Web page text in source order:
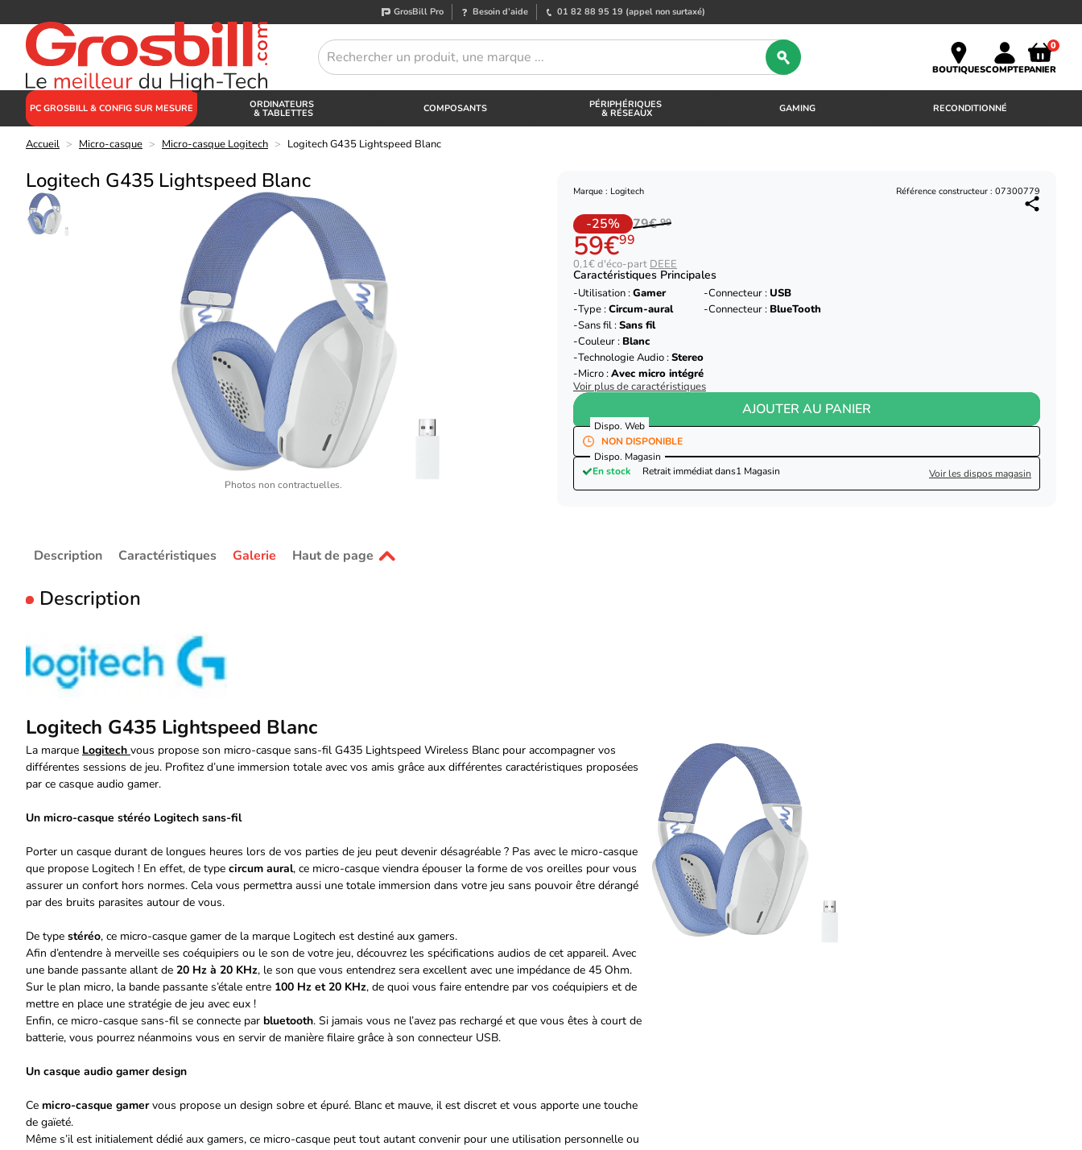
GrosBill Pro Besoin d’aide 01 82 88 95 19 (appel non surtaxé)
BOUTIQUESCOMPTE
0
PANIER
PC GROSBILL & CONFIG SUR MESURE ORDINATEURS
& TABLETTES COMPOSANTS PÉRIPHÉRIQUES
& RÉSEAUX GAMING RECONDITIONNÉ
Accueil > Micro-casque > Micro-casque Logitech > Logitech G435 Lightspeed Blanc
Logitech G435 Lightspeed Blanc
Photos non contractuelles.
Marque : Logitech Référence constructeur : 07300779
-25% 79€ 99
59€99
0,1€ d'éco-part DEEE
Caractéristiques Principales
Utilisation :Gamer
Type :Circum-aural
Sans fil :Sans fil
Couleur : Blanc
Technologie Audio :Stereo
Micro :Avec micro intégré
Connecteur :USB
Connecteur : BlueTooth
Voir plus de caractéristiques
AJOUTER AU PANIER
Dispo. Web
NON DISPONIBLE
Dispo. Magasin
En stock
Retrait immédiat dans1 Magasin Voir les dispos magasin
Description Caractéristiques Galerie Haut de page
Description
Logitech G435 Lightspeed Blanc
La marque Logitech vous propose son micro-casque sans-fil G435 Lightspeed Wireless Blanc pour accompagner vos
différentes sessions de jeu. Profitez d’une immersion totale avec vos amis grâce aux différentes caractéristiques proposées
par ce casque audio gamer.
Un micro-casque stéréo Logitech sans-fil
Porter un casque durant de longues heures lors de vos parties de jeu peut devenir désagréable ? Pas avec le micro-casque
que propose Logitech ! En effet, de type circum aural, ce micro-casque viendra épouser la forme de vos oreilles pour vous
assurer un confort hors normes. Cela vous permettra aussi une totale immersion dans votre jeu sans pouvoir être dérangé
par des bruits parasites autour de vous.
De type stéréo, ce micro-casque gamer de la marque Logitech est destiné aux gamers.
Afin d’entendre à merveille ses coéquipiers ou le son de votre jeu, découvrez les spécifications audios de cet appareil. Avec
une bande passante allant de 20 Hz à 20 KHz, le son que vous entendrez sera excellent avec une impédance de 45 Ohm.
Sur le plan micro, la bande passante s’étale entre 100 Hz et 20 KHz, de quoi vous faire entendre par vos coéquipiers et de
mettre en place une stratégie de jeu avec eux !
Enfin, ce micro-casque sans-fil se connecte par bluetooth. Si jamais vous ne l’avez pas rechargé et que vous êtes à court de
batterie, vous pourrez néanmoins vous en servir de manière filaire grâce à son connecteur USB.
Un casque audio gamer design
Ce micro-casque gamervous propose un design sobre et épuré. Blanc et mauve, il est discret et vous apporte une touche
de gaïeté.
Même s’il est initialement dédié aux gamers, ce micro-casque peut tout autant convenir pour une utilisation personnelle ou